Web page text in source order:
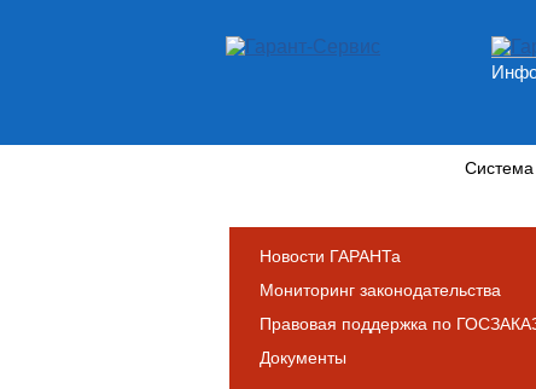
Новости ГАРАНТа
Мониторинг законодательства
Правовая поддержка по
Документы